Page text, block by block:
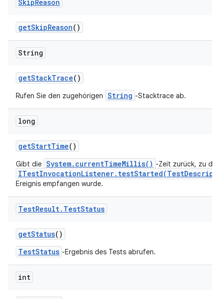
SkipReason
getSkipReason()
String
getStackTrace()
Rufen Sie den zugehörigen String -Stacktrace ab.
long
getStartTime()
Gibt die System.currentTimeMillis() -Zeit zurück, zu
Ereignis empfangen wurde.
TestResult. TestStatus
getStatus()
TestStatus -Ergebnis des Tests abrufen.
int